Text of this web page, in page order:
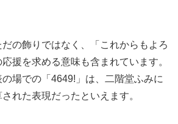
の飾りではなく、「これからもよろ
援を求める意味も含まれています。
場での「4649!」は、二階堂ふみに
れた表現だったといえます。